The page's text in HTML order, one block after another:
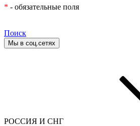
* - обязательные поля
Поиск
Мы в соц.сетях
РОССИЯ И СНГ